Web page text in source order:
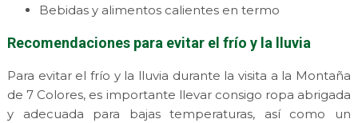
Bebidas y alimentos calientes en termo
Recomendaciones para evitar el frío y la lluvia
Para evitar el frío y la lluvia durante la visita a la Montaña
de 7 Colores, es importante llevar consigo ropa abrigada
y adecuada para bajas temperaturas, así como un